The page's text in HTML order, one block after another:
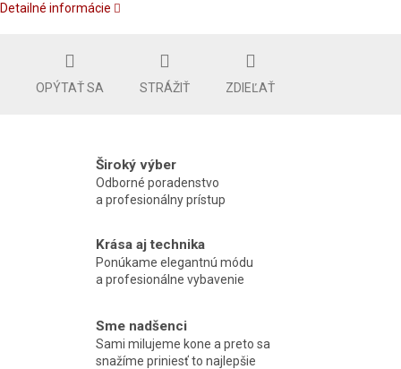
Detailné informácie
OPÝTAŤ SA STRÁŽIŤ ZDIEĽAŤ
Široký výber
Odborné poradenstvo
a profesionálny prístup
Krása aj technika
Ponúkame elegantnú módu
a profesionálne vybavenie
Sme nadšenci
Sami milujeme kone a preto sa
snažíme priniesť to najlepšie